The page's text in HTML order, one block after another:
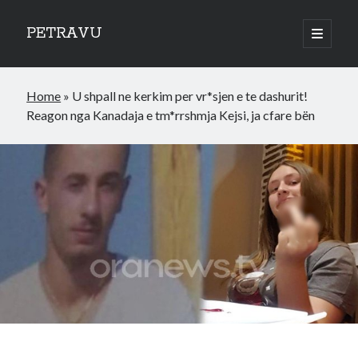
PETRAVU
open
primary
Sidebar
Bank
Credit Cards
Home » U shpall ne kerkim per vr*sjen e te dashurit!
Reagon nga Kanadaja e tm*rrshmja Kejsi, ja cfare bën